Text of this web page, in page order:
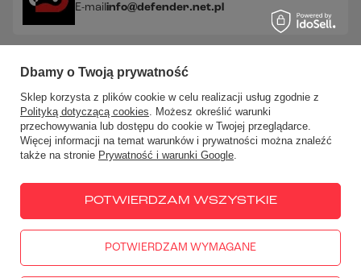
E-mail info@defender.net.pl
Sprawdź nasze social media!
W sklepie prezentujemy ceny brutto (z VAT).
666 303 505
Dbamy o Twoją prywatność
Sklep korzysta z plików cookie w celu realizacji usług zgodnie z
Polityką dotyczącą cookies. Możesz określić warunki
przechowywania lub dostępu do cookie w Twojej przeglądarce.
Więcej informacji na temat warunków i prywatności można znaleźć
także na stronie Prywatność i warunki Google.
POTWIERDZAM WYMAGANE
POTWIERDZAM WSZYSTKIE